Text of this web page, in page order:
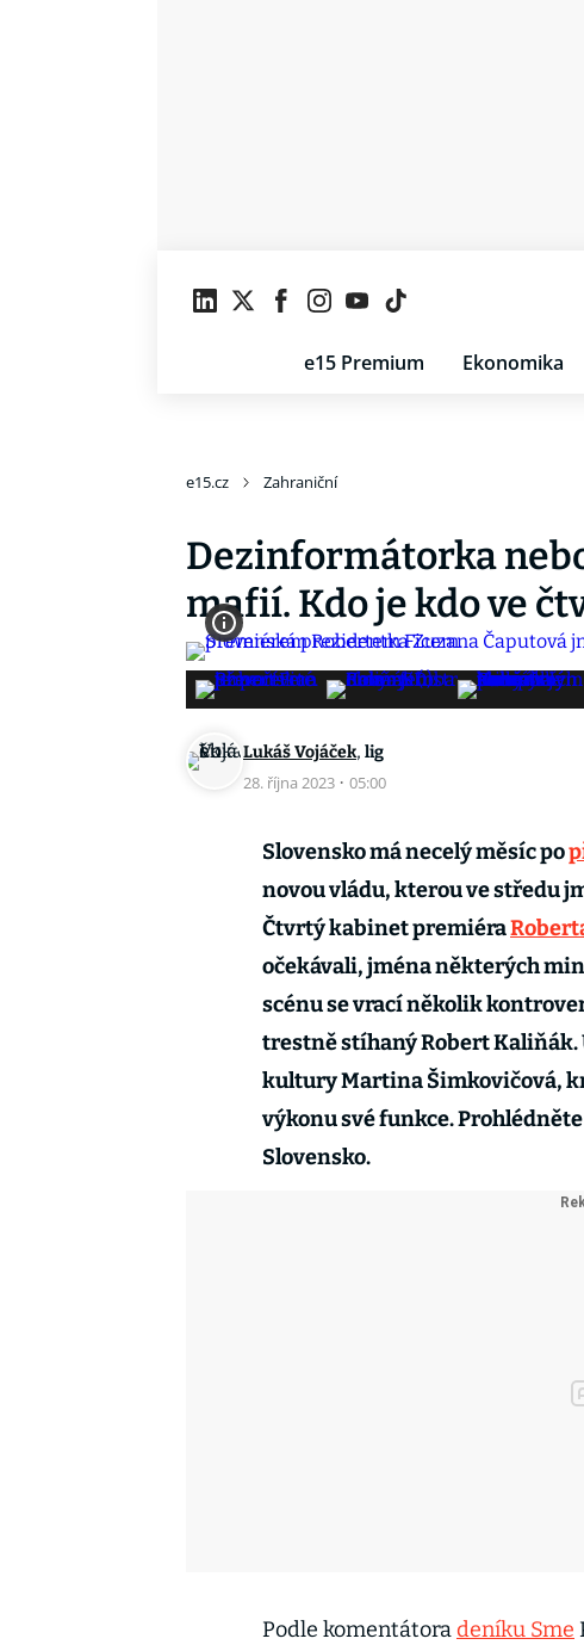
e15 Premium Ekonomika
e15.cz Zahraniční
Dezinformátorka
mafií. Kdo je kdo ve
Lukáš Vojáček, lig
28. října 2023 · 05:00
Slovensko má necelý měsíc po
novou vládu, kterou ve středu
Čtvrtý kabinet premiéra
očekávali, jména některých
scénu se vrací několik
trestně stíhaný Robert
kultury Martina Šimkovičová,
výkonu své funkce.
Slovensko.
Podle komentátoradeníku Sme